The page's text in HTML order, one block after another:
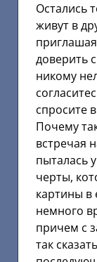
Остались
живут в
доверить
никому
спросите
Почему
встречая
пыталась
черты,
картины
немного
причем с
так